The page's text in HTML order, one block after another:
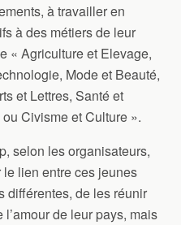
à travailler en
à des métiers de leur
« Agriculture et Elevage,
Mode et Beauté,
et Lettres, Santé et
Civisme et Culture ».
selon les organisateurs,
lien entre ces jeunes
différentes, de les réunir
de leur pays, mais